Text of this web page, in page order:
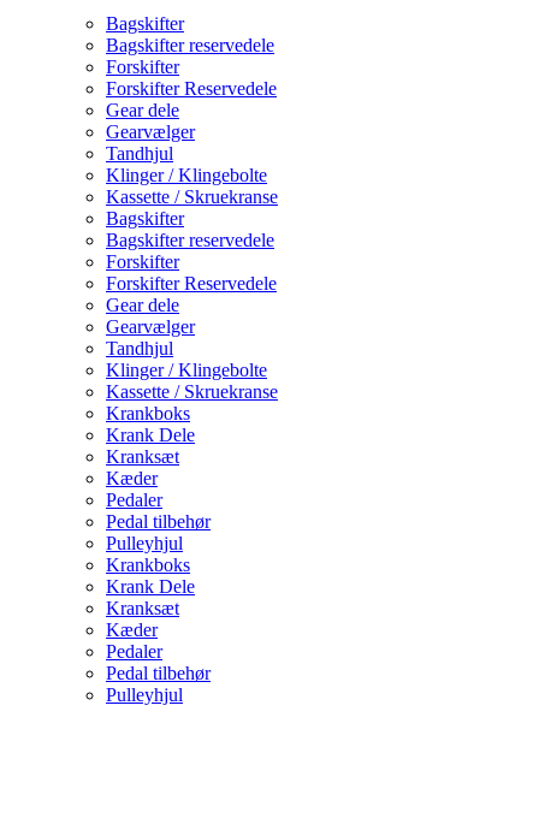
Bagskifter
Bagskifter reservedele
Forskifter
Forskifter Reservedele
Gear dele
Gearvælger
Tandhjul
Klinger / Klingebolte
Kassette / Skruekranse
Bagskifter
Bagskifter reservedele
Forskifter
Forskifter Reservedele
Gear dele
Gearvælger
Tandhjul
Klinger / Klingebolte
Kassette / Skruekranse
Krankboks
Krank Dele
Kranksæt
Kæder
Pedaler
Pedal tilbehør
Pulleyhjul
Krankboks
Krank Dele
Kranksæt
Kæder
Pedaler
Pedal tilbehør
Pulleyhjul